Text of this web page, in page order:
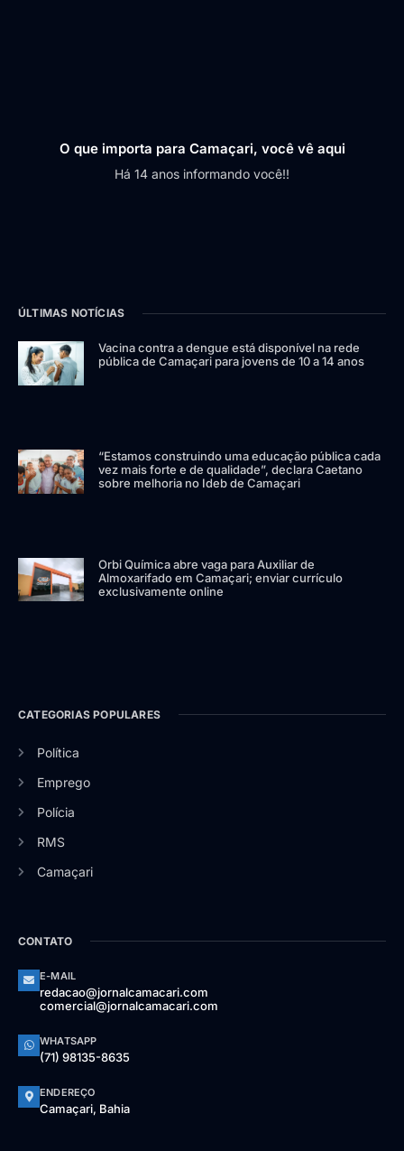
O que importa para Camaçari, você vê aqui
Há 14 anos informando você!!
ÚLTIMAS NOTÍCIAS
Vacina contra a dengue está disponível na rede
pública de Camaçari para jovens de 10 a 14 anos
“Estamos construindo uma educação pública cada
vez mais forte e de qualidade”, declara Caetano
sobre melhoria no Ideb de Camaçari
Orbi Química abre vaga para Auxiliar de
Almoxarifado em Camaçari; enviar currículo
exclusivamente online
CATEGORIAS POPULARES
Política
Emprego
Polícia
RMS
Camaçari
CONTATO
E-MAIL
redacao@jornalcamacari.com
comercial@jornalcamacari.com
WHATSAPP
(71) 98135-8635
ENDEREÇO
Camaçari, Bahia